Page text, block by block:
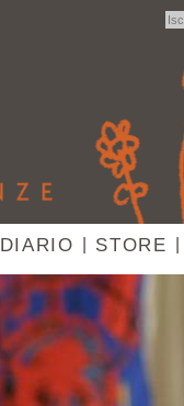
DIARIO STORE